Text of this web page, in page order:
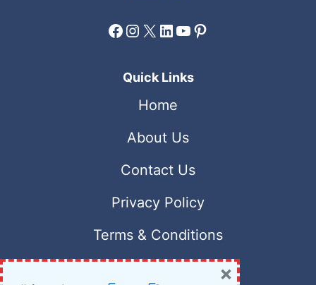
Facebook
Instagram
X LinkedIn
YouTube
Pinterest
Quick Links
Home
About Us
Contact Us
Privacy Policy
Terms & Conditions
×